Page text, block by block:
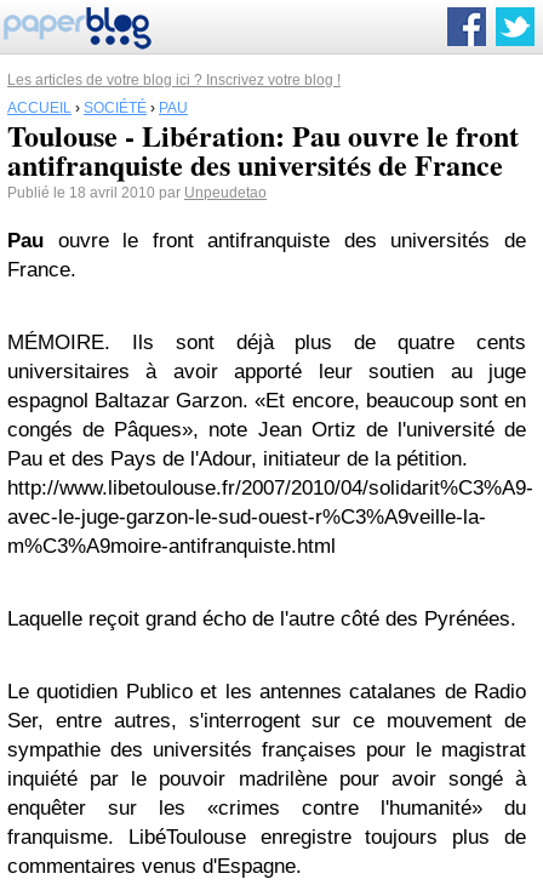
Les articles de votre blog ici ? Inscrivez votre blog !
ACCUEIL › SOCIÉTÉ › PAU
Toulouse - Libération: Pau ouvre le front
antifranquiste des universités de France
Publié le 18 avril 2010 par Unpeudetao
Pau ouvre le front antifranquiste des universités de
France.
MÉMOIRE. Ils sont déjà plus de quatre cents
universitaires à avoir apporté leur soutien au juge
espagnol Baltazar Garzon. «Et encore, beaucoup sont en
congés de Pâques», note Jean Ortiz de l'université de
Pau et des Pays de l'Adour, initiateur de la pétition.
http://www.libetoulouse.fr/2007/2010/04/solidarit%C3%A9-
avec-le-juge-garzon-le-sud-ouest-r%C3%A9veille-la-
m%C3%A9moire-antifranquiste.html
Laquelle reçoit grand écho de l'autre côté des Pyrénées.
Le quotidien Publico et les antennes catalanes de Radio
Ser, entre autres, s'interrogent sur ce mouvement de
sympathie des universités françaises pour le magistrat
inquiété par le pouvoir madrilène pour avoir songé à
enquêter sur les «crimes contre l'humanité» du
franquisme. LibéToulouse enregistre toujours plus de
commentaires venus d'Espagne.